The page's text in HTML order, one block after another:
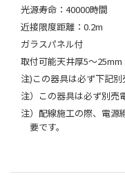
光源寿命：40000時間
近接限度距離：0.2m
ガラスパネル付
取付可能天井厚5～25mm
注)この器具は必ず下記別
注）この器具は必ず別売
注）配線施工の際、電源
要です。